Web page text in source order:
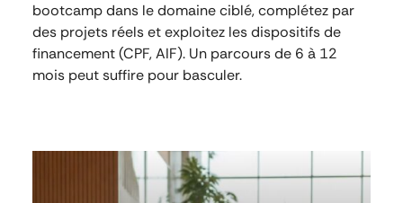
bootcamp dans le domaine ciblé, complétez par
des projets réels et exploitez les dispositifs de
financement (CPF, AIF). Un parcours de 6 à 12
mois peut suffire pour basculer.